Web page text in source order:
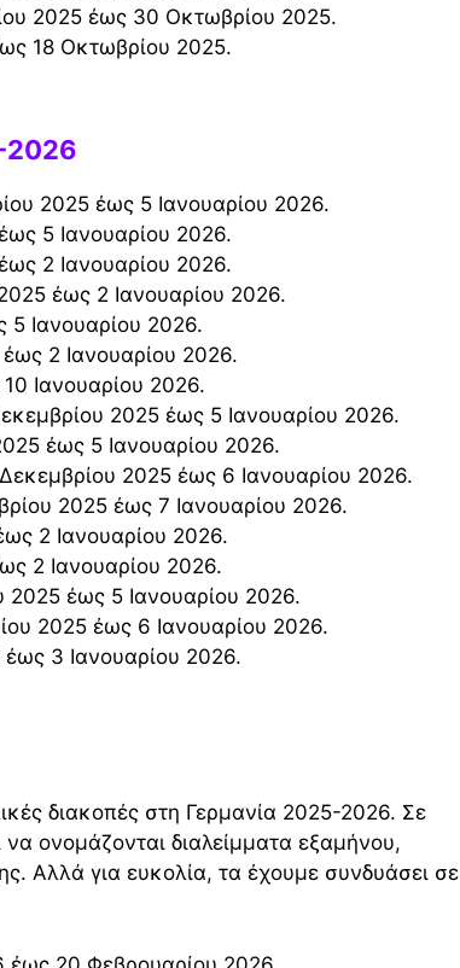
2025 έως 30 Οκτωβρίου 2025.
18 Οκτωβρίου 2025.
2026
2025 έως 5 Ιανουαρίου 2026.
5 Ιανουαρίου 2026.
2 Ιανουαρίου 2026.
έως 2 Ιανουαρίου 2026.
5 Ιανουαρίου 2026.
2 Ιανουαρίου 2026.
Ιανουαρίου 2026.
2025 έως 5 Ιανουαρίου 2026.
έως 5 Ιανουαρίου 2026.
2025 έως 6 Ιανουαρίου 2026.
2025 έως 7 Ιανουαρίου 2026.
2 Ιανουαρίου 2026.
2 Ιανουαρίου 2026.
2025 έως 5 Ιανουαρίου 2026.
2025 έως 6 Ιανουαρίου 2026.
έως 3 Ιανουαρίου 2026.
διακοπές στη Γερμανία 2025-2026. Σε
ονομάζονται διαλείμματα εξαμήνου,
Αλλά για ευκολία, τα έχουμε συνδυάσει σε